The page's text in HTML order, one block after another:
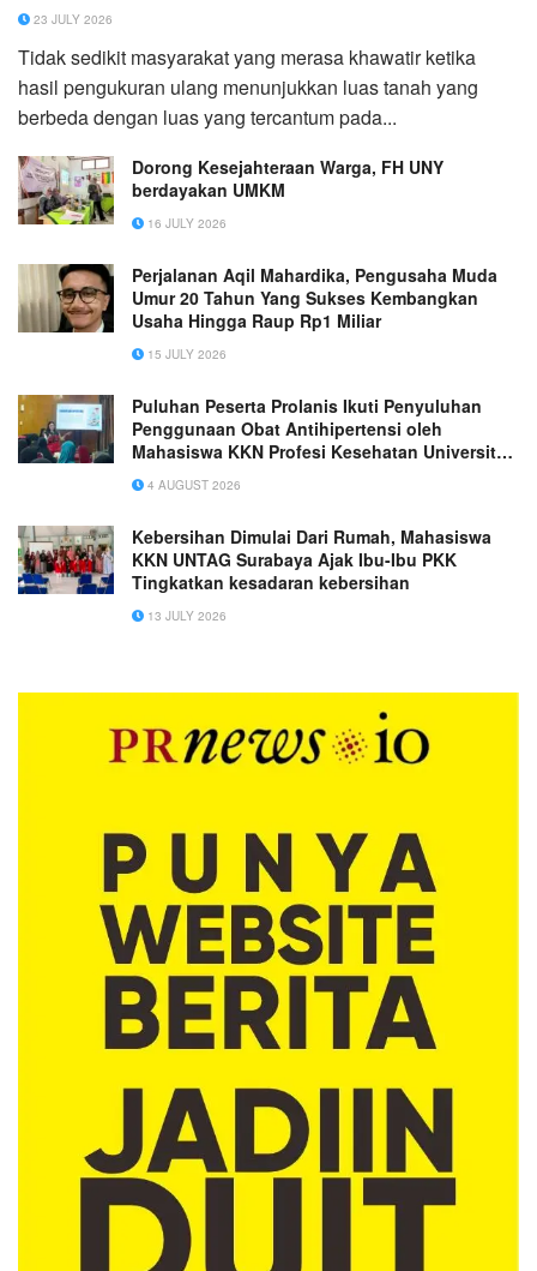
23 JULY 2026
Tidak sedikit masyarakat yang merasa khawatir ketika
hasil pengukuran ulang menunjukkan luas tanah yang
berbeda dengan luas yang tercantum pada...
Dorong Kesejahteraan Warga, FH UNY
berdayakan UMKM
16 JULY 2026
Perjalanan Aqil Mahardika, Pengusaha Muda
Umur 20 Tahun Yang Sukses Kembangkan
Usaha Hingga Raup Rp1 Miliar
15 JULY 2026
Puluhan Peserta Prolanis Ikuti Penyuluhan
Penggunaan Obat Antihipertensi oleh
Mahasiswa KKN Profesi Kesehatan Universitas
Hasanuddin
4 AUGUST 2026
Kebersihan Dimulai Dari Rumah, Mahasiswa
KKN UNTAG Surabaya Ajak Ibu-Ibu PKK
Tingkatkan kesadaran kebersihan
13 JULY 2026